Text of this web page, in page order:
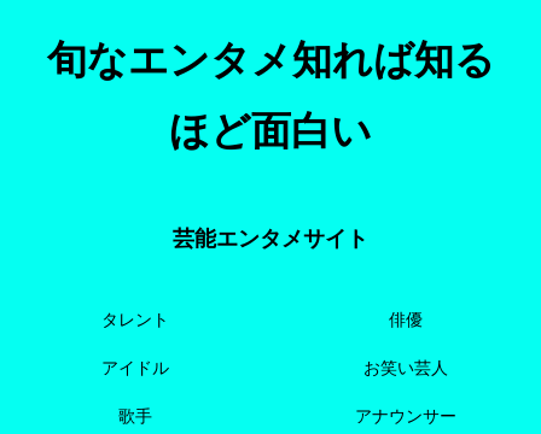
旬なエンタメ知れば知る
ほど面白い
芸能エンタメサイト
タレント 俳優
アイドル お笑い芸人
歌手 アナウンサー